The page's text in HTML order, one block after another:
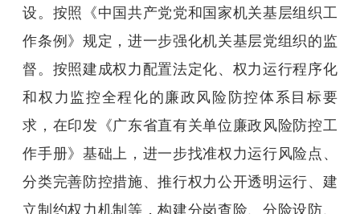
设。按照《中国共产党党和国家机关基层组织工
作条例》规定，进一步强化机关基层党组织的监
督。按照建成权力配置法定化、权力运行程序化
和权力监控全程化的廉政风险防控体系目标要
求，在印发《广东省直有关单位廉政风险防控工
作手册》基础上，进一步找准权力运行风险点、
分类完善防控措施、推行权力公开透明运行、建
立制约权力机制等，构建分岗查险、分险设防、